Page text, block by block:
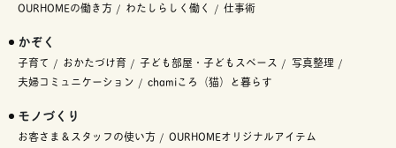
OURHOMEの働き方 わたしらしく働く 仕事術
かぞく
子育て おかたづけ育 子ども部屋・子どもスペース
写真整理
夫婦コミュニケーション
chamiころ（猫）と暮らす
モノづくり
お客さま＆スタッフの使い方 OURHOMEオリジナルアイテム